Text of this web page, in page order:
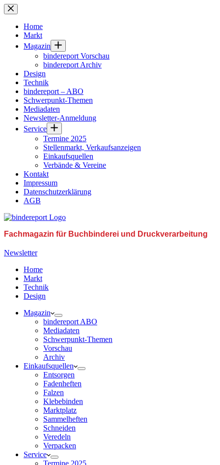
Zum
Inhalt
springenHome
Markt
Magazin
bindereport Vorschau
bindereport Archiv
Design
Technik
bindereport – ABO
Schwerpunkt-Themen
Mediadaten
Newsletter-Anmeldung
Service
Termine 2025
Stellenmarkt, Verkaufsanzeigen
Einkaufsquellen
Verbände & Vereine
Kontakt
Impressum
Datenschutzerklärung
AGB
Fachmagazin für Buchbinderei und Druckverarbeitung
Newsletter
Home
Markt
Technik
Design
Magazin
bindereport ABO
Mediadaten
Schwerpunkt-Themen
Vorschau
Archiv
Einkaufsquellen
Entsorgen
Fadenheften
Falzen
Klebebinden
Marktplatz
Sammelheften
Schneiden
Veredeln
Verpacken
Service
Termine 2025